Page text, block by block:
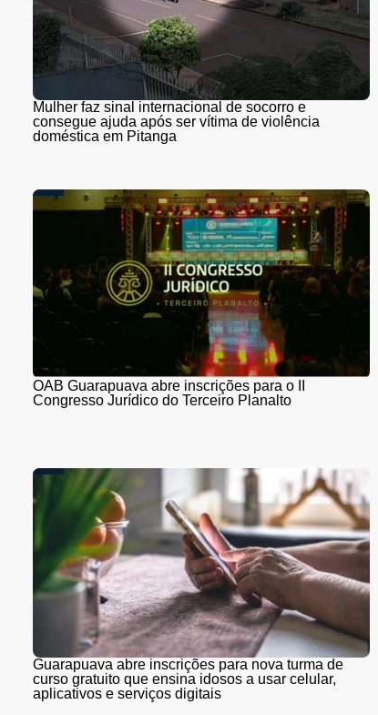
Mulher faz sinal internacional de socorro e
consegue ajuda após ser vítima de violência
doméstica em Pitanga
OAB Guarapuava abre inscrições para o II
Congresso Jurídico do Terceiro Planalto
Guarapuava abre inscrições para nova turma de
curso gratuito que ensina idosos a usar celular,
aplicativos e serviços digitais